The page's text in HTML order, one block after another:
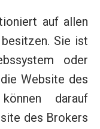
auf allen
Sie ist
oder
Website des
darauf
des Brokers